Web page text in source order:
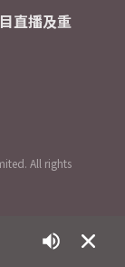
直播及重
All rights